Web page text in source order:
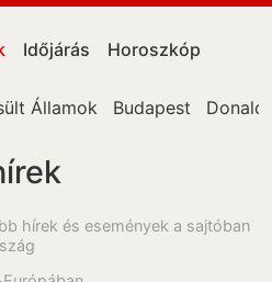
Időjárás Horoszkóp
Államok Budapest Donald
hírek és események a sajtóban